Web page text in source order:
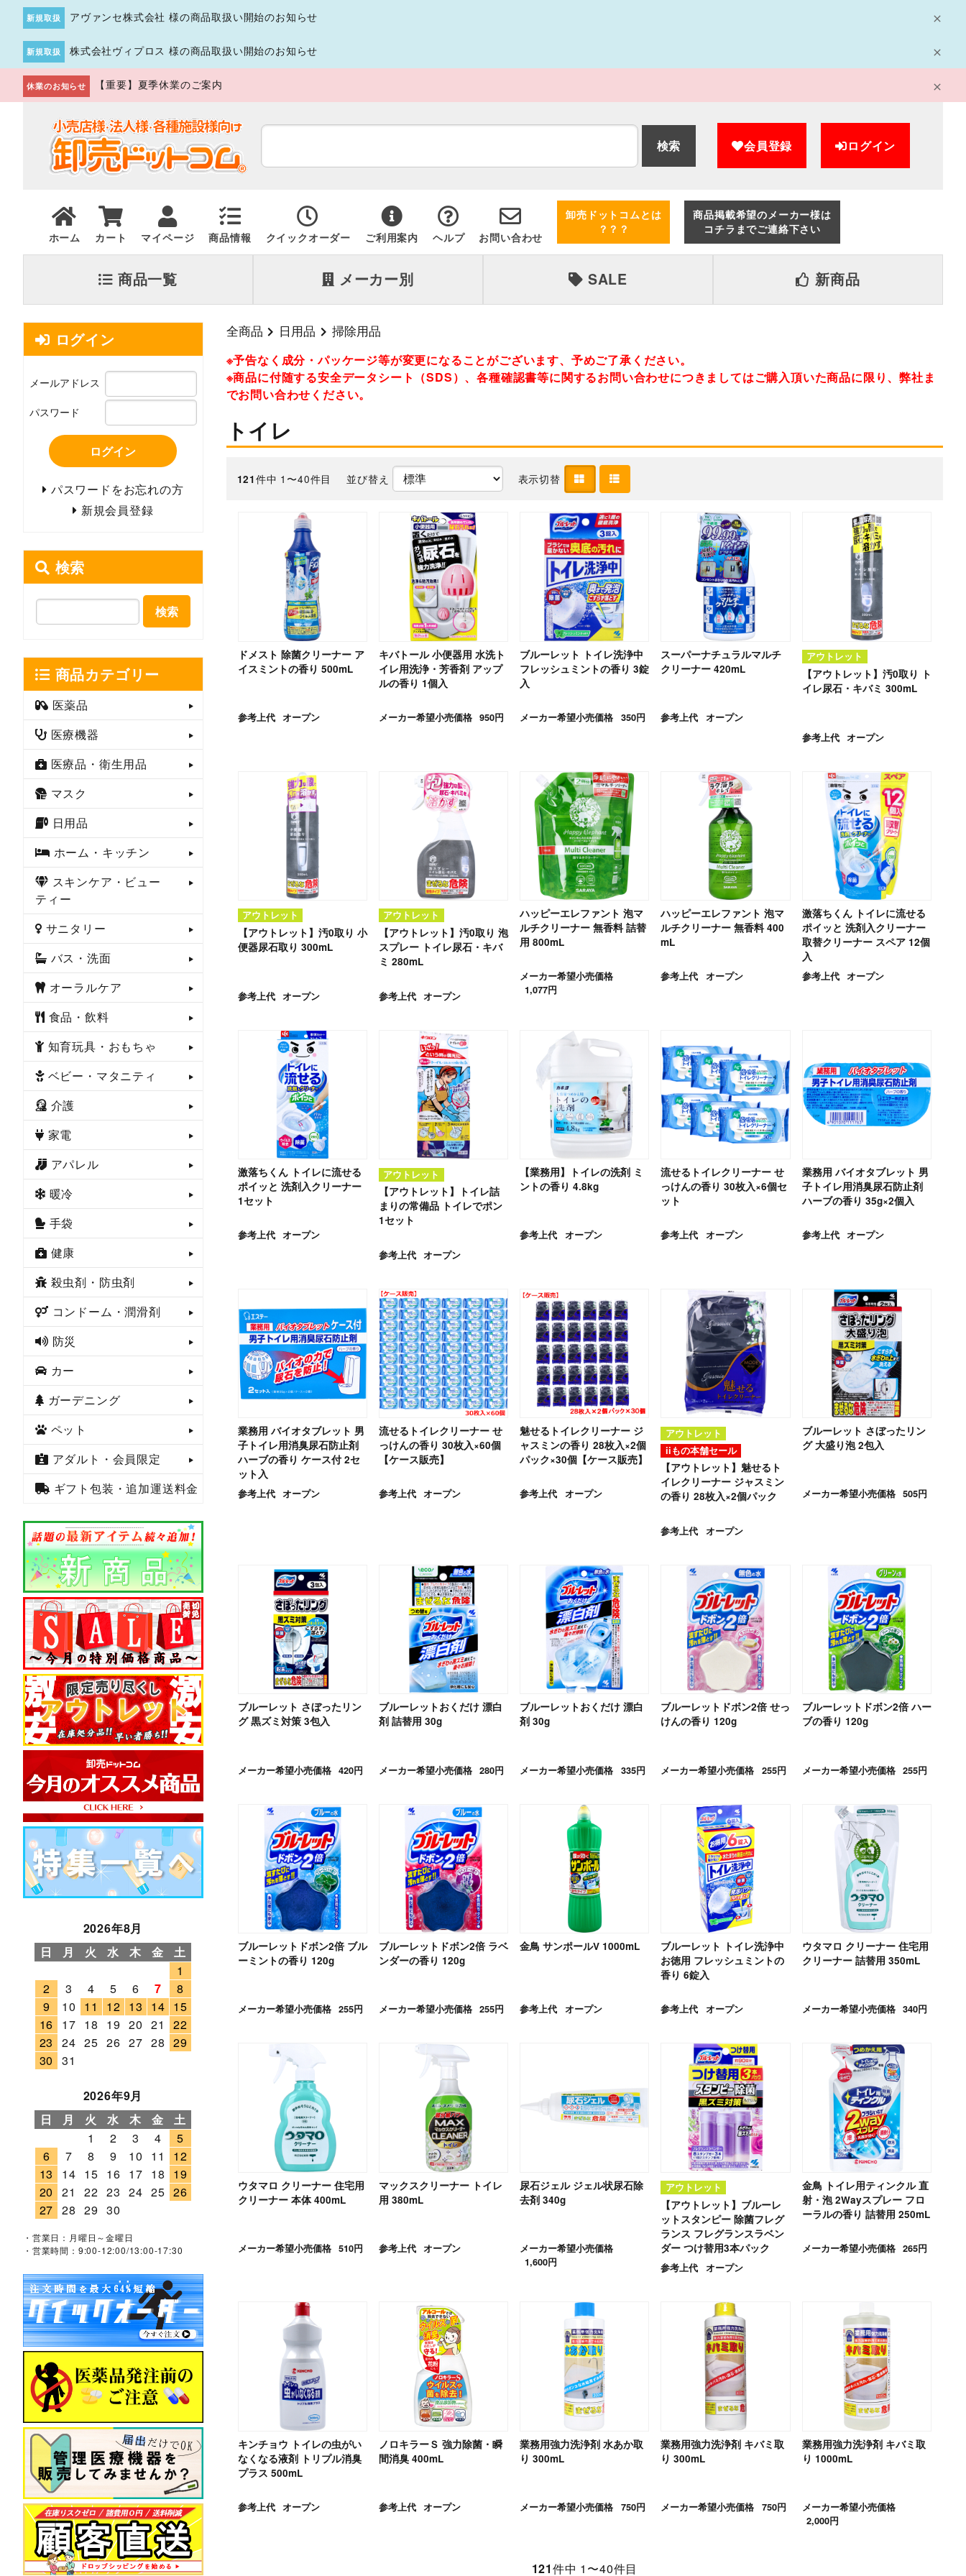
新規取扱 アヴァンセ株式会社 様の商品取扱い開始のお知らせ
新規取扱 株式会社ヴィプロス 様の商品取扱い開始のお知らせ
休業のお知らせ 【重要】夏季休業のご案内
検索 会員登録 ログイン
ホーム カート マイページ 商品情報 クイックオーダー ご利用案内 ヘルプ お問い合わせ
卸売ドットコムとは
？？？
商品掲載希望のメーカー様は
コチラまでご連絡下さい
商品一覧 メーカー別 SALE 新商品
全商品 日用品 掃除用品
※予告なく成分・パッケージ等が変更になることがございます、予めご了承ください。
※商品に付随する安全データシート（SDS）、各種確認書等に関するお問い合わせにつきましてはご購入頂いた商品に限り、弊社ま
でお問い合わせください。
トイレ
121件中 1〜40件目 並び替え 表示切替
ドメスト 除菌クリーナー ア
イスミントの香り 500mL
参考上代 オープン
キバトール 小便器用 水洗ト
イレ用洗浄・芳香剤 アップ
ルの香り 1個入
メーカー希望小売価格 950円
ブルーレット トイレ洗浄中
フレッシュミントの香り 3錠
入
メーカー希望小売価格 350円
スーパーナチュラルマルチ
クリーナー 420mL
参考上代 オープン
アウトレット
【アウトレット】汚0取り ト
イレ尿石・キバミ 300mL
参考上代 オープン
アウトレット
【アウトレット】汚0取り 小
便器尿石取り 300mL
参考上代 オープン
アウトレット
【アウトレット】汚0取り 泡
スプレー トイレ尿石・キバ
ミ 280mL
参考上代 オープン
ハッピーエレファント 泡マ
ルチクリーナー 無香料 詰替
用 800mL
メーカー希望小売価格
1,077円
ハッピーエレファント 泡マ
ルチクリーナー 無香料 400
mL
参考上代 オープン
激落ちくん トイレに流せる
ポイッと 洗剤入クリーナー
取替クリーナー スペア 12個
入
参考上代 オープン
激落ちくん トイレに流せる
ポイッと 洗剤入クリーナー
1セット
参考上代 オープン
アウトレット
【アウトレット】トイレ詰
まりの常備品 トイレでポン
1セット
参考上代 オープン
【業務用】トイレの洗剤 ミ
ントの香り 4.8kg
参考上代 オープン
流せるトイレクリーナー せ
っけんの香り 30枚入×6個セ
ット
参考上代 オープン
業務用 バイオタブレット 男
子トイレ用消臭尿石防止剤
ハーブの香り 35g×2個入
参考上代 オープン
業務用 バイオタブレット 男
子トイレ用消臭尿石防止剤
ハーブの香り ケース付 2セ
ット入
参考上代 オープン
流せるトイレクリーナー せ
っけんの香り 30枚入×60個
【ケース販売】
参考上代 オープン
魅せるトイレクリーナー ジ
ャスミンの香り 28枚入×2個
パック×30個【ケース販売】
参考上代 オープン
アウトレット
iiもの本舗セール
【アウトレット】魅せるト
イレクリーナー ジャスミン
の香り 28枚入×2個パック
参考上代 オープン
ブルーレット さぼったリン
グ 大盛り泡 2包入
メーカー希望小売価格 505円
ブルーレット さぼったリン
グ 黒ズミ対策 3包入
メーカー希望小売価格 420円
ブルーレットおくだけ 漂白
剤 詰替用 30g
メーカー希望小売価格 280円
ブルーレットおくだけ 漂白
剤 30g
メーカー希望小売価格 335円
ブルーレットドボン2倍 せっ
けんの香り 120g
メーカー希望小売価格 255円
ブルーレットドボン2倍 ハー
ブの香り 120g
メーカー希望小売価格 255円
ブルーレットドボン2倍 ブル
ーミントの香り 120g
メーカー希望小売価格 255円
ブルーレットドボン2倍 ラベ
ンダーの香り 120g
メーカー希望小売価格 255円
金鳥 サンポールV 1000mL
参考上代 オープン
ブルーレット トイレ洗浄中
お徳用 フレッシュミントの
香り 6錠入
参考上代 オープン
ウタマロ クリーナー 住宅用
クリーナー 詰替用 350mL
メーカー希望小売価格 340円
ウタマロ クリーナー 住宅用
クリーナー 本体 400mL
メーカー希望小売価格 510円
マックスクリーナー トイレ
用 380mL
参考上代 オープン
尿石ジェル ジェル状尿石除
去剤 340g
メーカー希望小売価格
1,600円
アウトレット
【アウトレット】ブルーレ
ットスタンピー 除菌フレグ
ランス フレグランスラベン
ダー つけ替用3本パック
参考上代 オープン
金鳥 トイレ用ティンクル 直
射・泡 2Wayスプレー フロ
ーラルの香り 詰替用 250mL
メーカー希望小売価格 265円
キンチョウ トイレの虫がい
なくなる液剤 トリプル消臭
プラス 500mL
参考上代 オープン
ノロキラーＳ 強力除菌・瞬
間消臭 400mL
参考上代 オープン
業務用強力洗浄剤 水あか取
り 300mL
メーカー希望小売価格 750円
業務用強力洗浄剤 キバミ取
り 300mL
メーカー希望小売価格 750円
業務用強力洗浄剤 キバミ取
り 1000mL
メーカー希望小売価格
2,000円
121件中 1〜40件目
ログイン
メールアドレス
パスワード
ログイン
パスワードをお忘れの方
新規会員登録
検索
検索
商品カテゴリー
医薬品
医療機器
医療品・衛生用品
マスク
日用品
ホーム・キッチン
スキンケア・ビュー
ティー
サニタリー
バス・洗面
オーラルケア
食品・飲料
知育玩具・おもちゃ
ベビー・マタニティ
介護
家電
アパレル
暖冷
手袋
健康
殺虫剤・防虫剤
コンドーム・潤滑剤
防災
カー
ガーデニング
ペット
アダルト・会員限定
ギフト包装・追加運送料金
2026年8月
日
月 火 水 木 金
土
1
2
3 4 5 6 7
8
9
10 11 12 13 14 15
16
17 18 19 20 21
22
23
24 25 26 27 28 29
30
31
2026年9月
日
月 火 水 木 金
土
1
2 3 4
5
6
7 8 9 10 11
12
13
14 15 16 17 18
19
20
21 22 23 24 25 26
27 28 29 30
・営業日：月曜日～金曜日
・営業時間：9:00-12:00/13:00-17:30